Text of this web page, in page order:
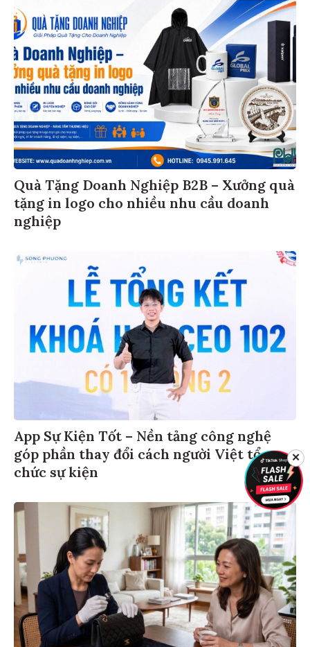
Quà Tặng Doanh Nghiệp B2B – Xưởng quà
tặng in logo cho nhiều nhu cầu doanh
nghiệp
App Sự Kiện Tốt – Nền tảng công nghệ
góp phần thay đổi cách người Việt tổ
chức sự kiện
✕